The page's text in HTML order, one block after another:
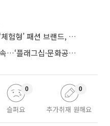
스투시부터 무신사 킥스까지…‘체험형’ 패션 브랜드, 잇단 제주행
명품 브랜드, 백화점 밖 D2C 가속…‘플래그십·문화공간’ 전략 눈길
슬퍼요
0
추가취재 원해요
0